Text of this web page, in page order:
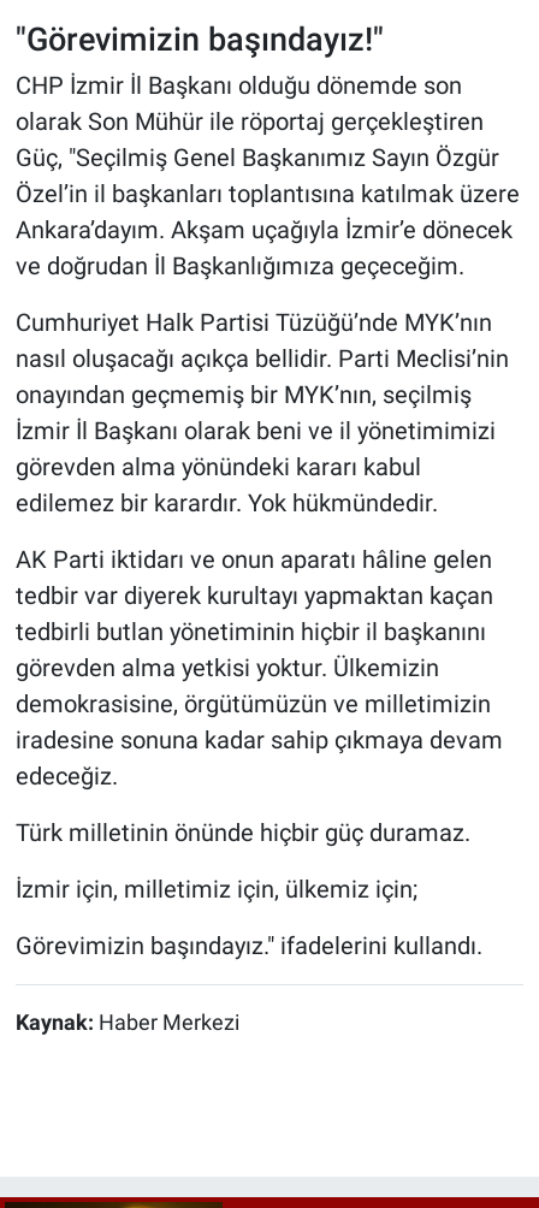
"Görevimizin başındayız!"
CHP İzmir İl Başkanı olduğu dönemde son
olarak Son Mühür ile röportaj gerçekleştiren
Güç, "Seçilmiş Genel Başkanımız Sayın Özgür
Özel’in il başkanları toplantısına katılmak üzere
Ankara’dayım. Akşam uçağıyla İzmir’e dönecek
ve doğrudan İl Başkanlığımıza geçeceğim.
Cumhuriyet Halk Partisi Tüzüğü’nde MYK’nın
nasıl oluşacağı açıkça bellidir. Parti Meclisi’nin
onayından geçmemiş bir MYK’nın, seçilmiş
İzmir İl Başkanı olarak beni ve il yönetimimizi
görevden alma yönündeki kararı kabul
edilemez bir karardır. Yok hükmündedir.
AK Parti iktidarı ve onun aparatı hâline gelen
tedbir var diyerek kurultayı yapmaktan kaçan
tedbirli butlan yönetiminin hiçbir il başkanını
görevden alma yetkisi yoktur. Ülkemizin
demokrasisine, örgütümüzün ve milletimizin
iradesine sonuna kadar sahip çıkmaya devam
edeceğiz.
Türk milletinin önünde hiçbir güç duramaz.
İzmir için, milletimiz için, ülkemiz için;
Görevimizin başındayız." ifadelerini kullandı.
Kaynak: Haber Merkezi